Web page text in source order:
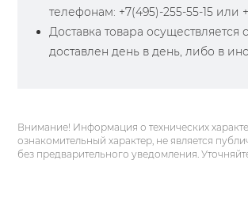
телефонам: +7(495)-255-55-15 или
Доставка товара
доставлен день в день, либо в
Внимание! Информация о технических
ознакомительный характер, не является
без предварительного уведомления.